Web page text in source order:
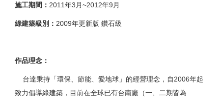
施工期間： 2011年3月~2012年9月
綠建築級別： 2009年更新版 鑽石級
作品理念：
台達秉持「環保、節能、愛地球」的經營理念，自2006年起
致力倡導綠建築，目前在全球已有台南廠（一、二期皆為